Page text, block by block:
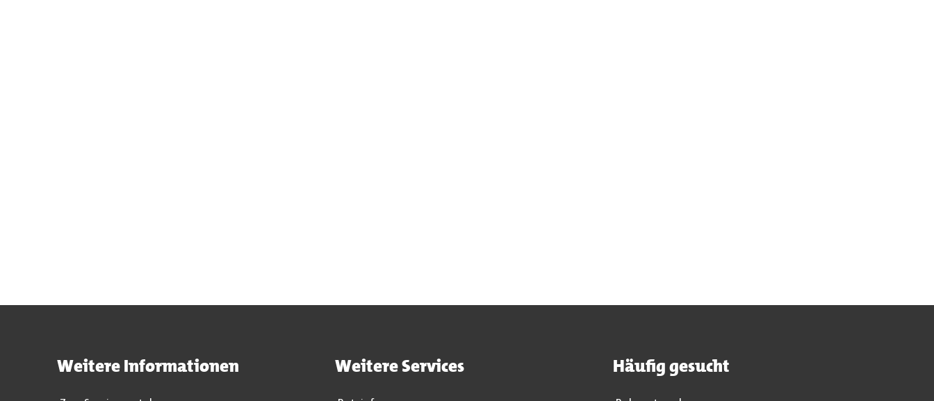
Weitere Informationen Weitere Services Häufig gesucht